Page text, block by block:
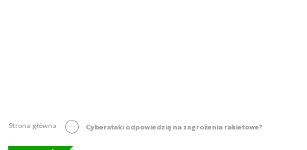
Strona główna Cyberataki odpowiedzią na zagrożenia rakietowe?